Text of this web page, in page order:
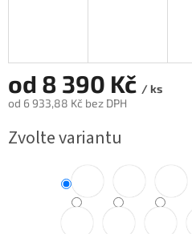
od 8 390 Kč / ks
od 6 933,88 Kč bez DPH
cena:
Zvolte variantu